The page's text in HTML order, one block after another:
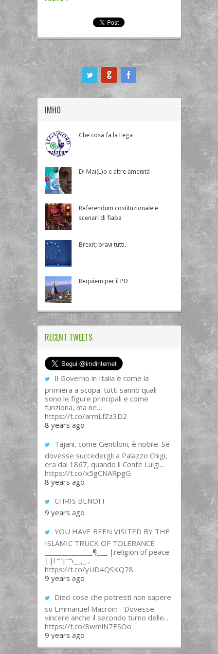
IMHO
Che cosa fa la Lega
Di Mai(L)o e altre amenità
Referendum costituzionale e
scenari di fiaba
Brexit; bravi tutti.
Requiem per il PD
RECENT TWEETS
Il Governo in Italia è come la
primiera a scopa: tutti sanno quali
sono le figure principali e come
funziona, ma ne…
https://t.co/armLfZz3D2
8 years ago
Tajani, come Gentiloni, è nobile. Se
dovesse succedergli a Palazzo Chigi,
era dal 1867, quando il Conte Luigi...
https://t.co/x5gCNARpgG
8 years ago
CHRIS BENOIT
9 years ago
YOU HAVE BEEN VISITED BY THE
ISLAMIC TRUCK OF TOLERANCE
______________¶___ |religion of peace
||l “”|””\__,_...
https://t.co/yUD4QSKQ78
9 years ago
Dieci cose che potresti non sapere
su Emmanuel Macron: - Dovesse
vincere anche il secondo turno delle...
https://t.co/8wmlN7ESOo
9 years ago